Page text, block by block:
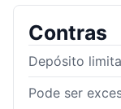
Contras
Depósito
Pode ser